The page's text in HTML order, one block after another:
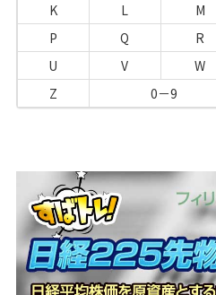
K
L M
P
Q R
U
V W
Z
0－9